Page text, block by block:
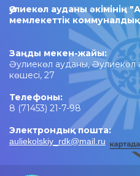
Әулиекөл ауданы әкімінің
мемлекеттік
Заңды мекен-жайы:
Әулиекөл ауданы, Әулиекөл
көшесі, 27
Телефоны:
8 (71453) 21-7-98
Электрондық пошта:
auliekolskiy_rdk@mail.ru